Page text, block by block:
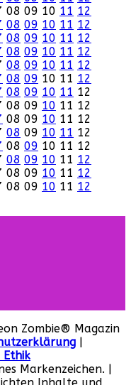
08 09 10 11 12
08 09 10 11 12
08 09 10 11 12
08 09 10 11 12
08 09 10 11 12
08 09 10 11 12
08 09 10 11 12
08 09 10 11 12
08 09 10 11 12
08 09 10 11 12
08 09 10 11 12
08 09 10 11 12
08 09 10 11 12
08 09 10 11 12
Zombie® Magazin
|
Ethik
Markenzeichen. |
Inhalte und